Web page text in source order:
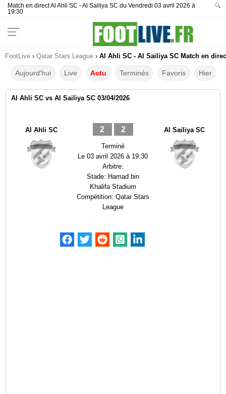
Match en direct Al Ahli SC - Al Sailiya SC du Vendredi 03 avril 2026 à
19:30
🔍
FootLive › Qatar Stars League › Al Ahli SC - Al Sailiya SC Match en
Aujourd'hui Live Actu Terminés Favoris Hier
Al Ahli SC vs Al Sailiya SC 03/04/2026
Al Ahli SC 2 2
Terminé
Le03 avril 2026 à 19:30
Arbitre:
Stade: Hamad bin
Khalifa Stadium
Compétition: Qatar Stars
League
Al Sailiya SC